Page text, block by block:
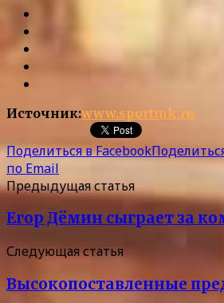
Источник:www.sportmk.ru
Поделиться в Facebook
по Email
Предыдущая статья
Егор Дёмин сыграет за
Следующая статья
Высокопоставленные